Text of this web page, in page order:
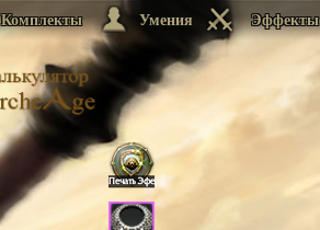
Комплекты Умения Эффекты